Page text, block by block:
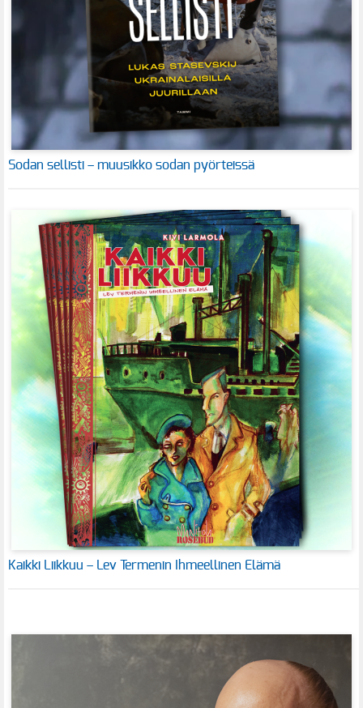
Sodan sellisti – muusikko sodan pyörteissä
Kaikki Liikkuu – Lev Termenin Ihmeellinen Elämä